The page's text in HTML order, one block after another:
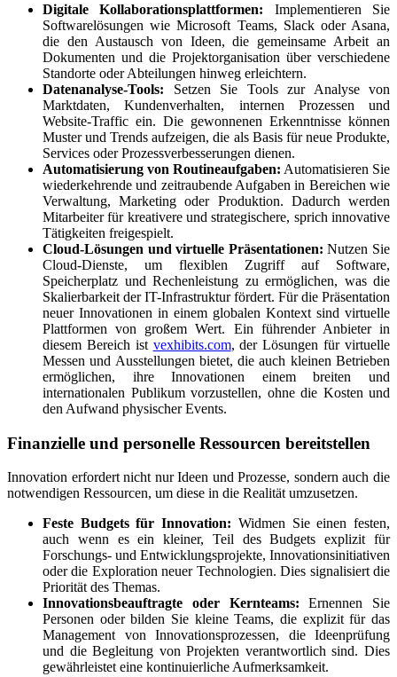
Digitale Kollaborationsplattformen: Implementieren Sie
Softwarelösungen wie Microsoft Teams, Slack oder Asana,
die den Austausch von Ideen, die gemeinsame Arbeit an
Dokumenten und die Projektorganisation über verschiedene
Standorte oder Abteilungen hinweg erleichtern.
Datenanalyse-Tools: Setzen Sie Tools zur Analyse von
Marktdaten, Kundenverhalten, internen Prozessen und
Website-Traffic ein. Die gewonnenen Erkenntnisse können
Muster und Trends aufzeigen, die als Basis für neue Produkte,
Services oder Prozessverbesserungen dienen.
Automatisierung von Routineaufgaben: Automatisieren Sie
wiederkehrende und zeitraubende Aufgaben in Bereichen wie
Verwaltung, Marketing oder Produktion. Dadurch werden
Mitarbeiter für kreativere und strategischere, sprich innovative
Tätigkeiten freigespielt.
Cloud-Lösungen und virtuelle Präsentationen: Nutzen Sie
Cloud-Dienste, um flexiblen Zugriff auf Software,
Speicherplatz und Rechenleistung zu ermöglichen, was die
Skalierbarkeit der IT-Infrastruktur fördert. Für die Präsentation
neuer Innovationen in einem globalen Kontext sind virtuelle
Plattformen von großem Wert. Ein führender Anbieter in
diesem Bereich ist vexhibits.com, der Lösungen für virtuelle
Messen und Ausstellungen bietet, die auch kleinen Betrieben
ermöglichen, ihre Innovationen einem breiten und
internationalen Publikum vorzustellen, ohne die Kosten und
den Aufwand physischer Events.
Finanzielle und personelle Ressourcen bereitstellen
Innovation erfordert nicht nur Ideen und Prozesse, sondern auch die
notwendigen Ressourcen, um diese in die Realität umzusetzen.
Feste Budgets für Innovation: Widmen Sie einen festen,
auch wenn es ein kleiner, Teil des Budgets explizit für
Forschungs- und Entwicklungsprojekte, Innovationsinitiativen
oder die Exploration neuer Technologien. Dies signalisiert die
Priorität des Themas.
Innovationsbeauftragte oder Kernteams: Ernennen Sie
Personen oder bilden Sie kleine Teams, die explizit für das
Management von Innovationsprozessen, die Ideenprüfung
und die Begleitung von Projekten verantwortlich sind. Dies
gewährleistet eine kontinuierliche Aufmerksamkeit.